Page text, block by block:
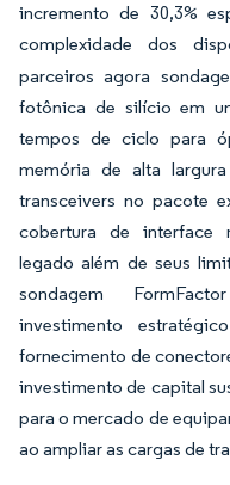
incremento de 30,3%
complexidade dos
parceiros agora
fotônica de silício em
tempos de ciclo para
memória de alta
transceivers no pacote
cobertura de interface
legado além de seus
sondagem
investimento
fornecimento de
investimento de capital
para o mercado de
ao ampliar as cargas de